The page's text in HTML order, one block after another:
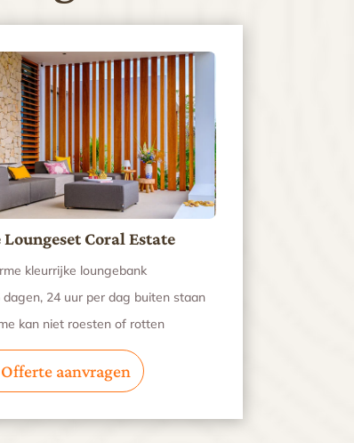
Loungeset Coral Estate
kleurrijke loungebank
24 uur per dag buiten staan
kan niet roesten of rotten
Offerte aanvragen